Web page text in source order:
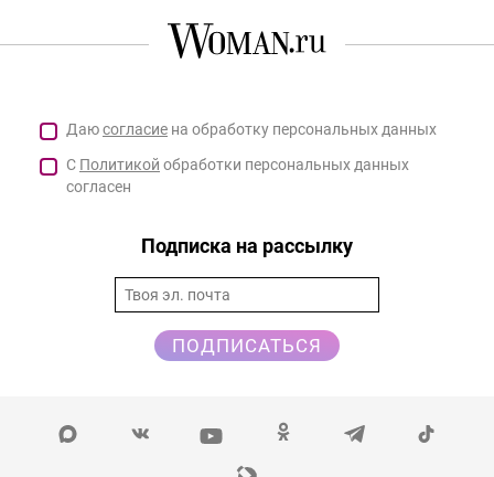
Даюсогласие на обработку персональных данных
С Политикой обработки персональных данных
согласен
Подписка на рассылку
ПОДПИСАТЬСЯ